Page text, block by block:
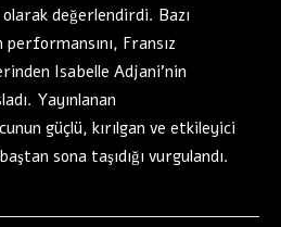
değerlendirdi. Bazı
Fransız
Isabelle Adjani’nin
Yayınlanan
güçlü, kırılgan ve etkileyici
sona taşıdığı vurgulandı.